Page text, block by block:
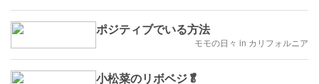
ポジティブでいる方法
モモの日々 in カリフォルニア
小松菜のリボベジ🥬